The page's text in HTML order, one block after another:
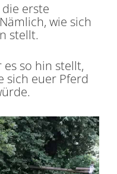
erste
wie sich
stellt.
so hin stellt,
sich euer Pferd